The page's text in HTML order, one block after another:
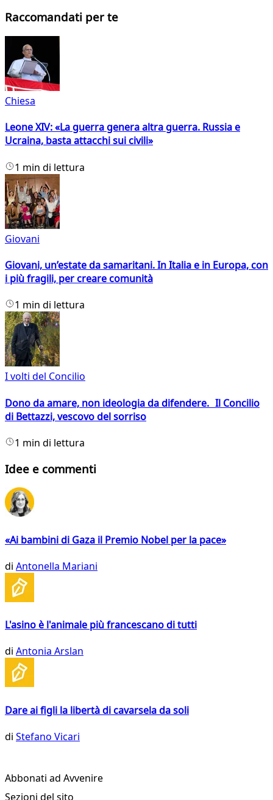
Raccomandati per te
Chiesa
Leone XIV: «La guerra genera altra guerra. Russia e
Ucraina, basta attacchi sui civili»
1 min di lettura
Giovani
Giovani, un’estate da samaritani. In Italia e in Europa, con
i più fragili, per creare comunità
1 min di lettura
I volti del Concilio
Dono da amare, non ideologia da difendere. Il Concilio
di Bettazzi, vescovo del sorriso
1 min di lettura
Idee e commenti
«Ai bambini di Gaza il Premio Nobel per la pace»
di Antonella Mariani
L'asino è l'animale più francescano di tutti
di Antonia Arslan
Dare ai figli la libertà di cavarsela da soli
di Stefano Vicari
Abbonati ad Avvenire
Sezioni del sito